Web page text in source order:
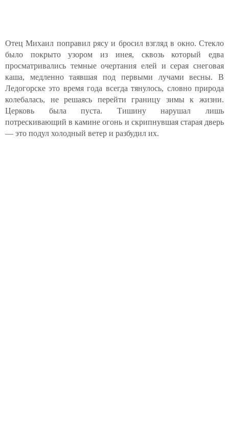
Отец Михаил поправил рясу и бросил взгляд в окно. Стекло
было покрыто узором из инея, сквозь который едва
просматривались темные очертания елей и серая снеговая
каша, медленно таявшая под первыми лучами весны. В
Ледогорске это время года всегда тянулось, словно природа
колебалась, не решаясь перейти границу зимы к жизни.
Церковь была пуста. Тишину нарушал лишь
потрескивающий в камине огонь и скрипнувшая старая дверь
— это подул холодный ветер и разбудил их.